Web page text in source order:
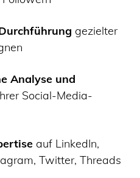
gezielter
Analyse und
Social-Media-
auf LinkedIn,
Twitter, Threads